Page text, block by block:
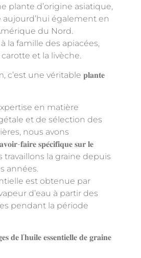
plante d’origine asiatique,
également en
du Nord.
la famille des apiacées,
et la livèche.
c’est une véritable 𝐩𝐥𝐚𝐧𝐭𝐞
en matière
et de sélection des
nous avons
𝐟𝐚𝐢𝐫𝐞 𝐬𝐩𝐞́𝐜𝐢𝐟𝐢𝐪𝐮𝐞 𝐬𝐮𝐫 𝐥𝐞
travaillons la graine depuis
années.
est obtenue par
d’eau à partir des
pendant la période
𝐝𝐞 𝐥’𝐡𝐮𝐢𝐥𝐞 𝐞𝐬𝐬𝐞𝐧𝐭𝐢𝐞𝐥𝐥𝐞 𝐝𝐞 𝐠𝐫𝐚𝐢𝐧𝐞